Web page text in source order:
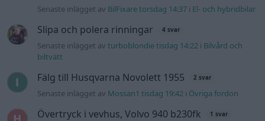
Senaste inlägget av BilFixare torsdag 14:37 i El- och hybridbilar
Slipa och polera rinningar 4 svar
Senaste inlägget avturboblondie tisdag 14:22 i Bilvård och
biltvätt
Fälg till Husqvarna Novolett 1955 2 svar
Senaste inlägget av Mossan1 tisdag 19:42 i Övriga fordon
Övertryck i vevhus, Volvo 940 b230fk 1 svar